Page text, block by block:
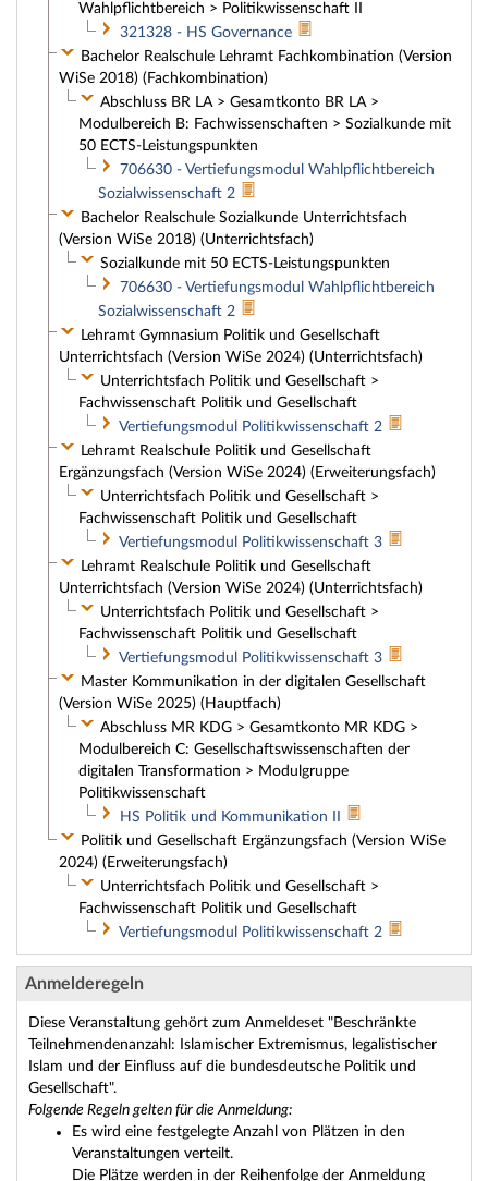
Wahlpflichtbereich > Politikwissenschaft II
321328 - HS Governance
Bachelor Realschule Lehramt Fachkombination (Version
WiSe 2018) (Fachkombination)
Abschluss BR LA > Gesamtkonto BR LA >
Modulbereich B: Fachwissenschaften > Sozialkunde mit
50 ECTS-Leistungspunkten
706630 - Vertiefungsmodul Wahlpflichtbereich
Sozialwissenschaft 2
Bachelor Realschule Sozialkunde Unterrichtsfach
(Version WiSe 2018) (Unterrichtsfach)
Sozialkunde mit 50 ECTS-Leistungspunkten
706630 - Vertiefungsmodul Wahlpflichtbereich
Sozialwissenschaft 2
Lehramt Gymnasium Politik und Gesellschaft
Unterrichtsfach (Version WiSe 2024) (Unterrichtsfach)
Unterrichtsfach Politik und Gesellschaft >
Fachwissenschaft Politik und Gesellschaft
Vertiefungsmodul Politikwissenschaft 2
Lehramt Realschule Politik und Gesellschaft
Ergänzungsfach (Version WiSe 2024) (Erweiterungsfach)
Unterrichtsfach Politik und Gesellschaft >
Fachwissenschaft Politik und Gesellschaft
Vertiefungsmodul Politikwissenschaft 3
Lehramt Realschule Politik und Gesellschaft
Unterrichtsfach (Version WiSe 2024) (Unterrichtsfach)
Unterrichtsfach Politik und Gesellschaft >
Fachwissenschaft Politik und Gesellschaft
Vertiefungsmodul Politikwissenschaft 3
Master Kommunikation in der digitalen Gesellschaft
(Version WiSe 2025) (Hauptfach)
Abschluss MR KDG > Gesamtkonto MR KDG >
Modulbereich C: Gesellschaftswissenschaften der
digitalen Transformation > Modulgruppe
Politikwissenschaft
HS Politik und Kommunikation II
Politik und Gesellschaft Ergänzungsfach (Version WiSe
2024) (Erweiterungsfach)
Unterrichtsfach Politik und Gesellschaft >
Fachwissenschaft Politik und Gesellschaft
Vertiefungsmodul Politikwissenschaft 2
Anmelderegeln
Diese Veranstaltung gehört zum Anmeldeset "Beschränkte
Teilnehmendenanzahl: Islamischer Extremismus, legalistischer
Islam und der Einfluss auf die bundesdeutsche Politik und
Gesellschaft".
Folgende Regeln gelten für die Anmeldung:
Es wird eine festgelegte Anzahl von Plätzen in den
Veranstaltungen verteilt.
Die Plätze werden in der Reihenfolge der Anmeldung